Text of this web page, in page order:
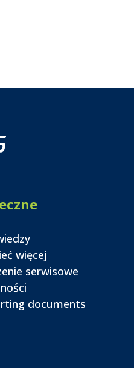
więcej
serwisowe
documents